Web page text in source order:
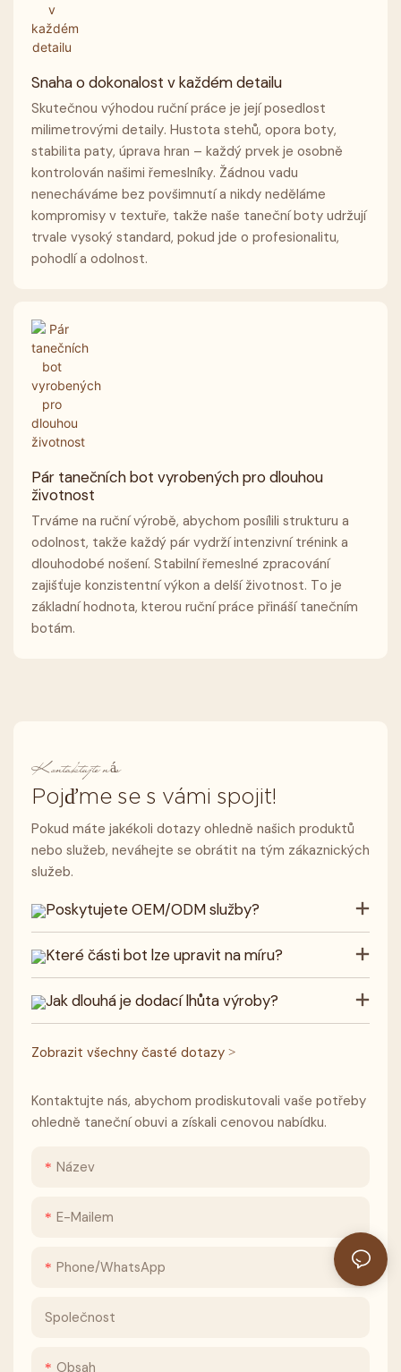
Snaha o dokonalost v každém detailu
Skutečnou výhodou ruční práce je její posedlost
milimetrovými detaily. Hustota stehů, opora boty,
stabilita paty, úprava hran – každý prvek je osobně
kontrolován našimi řemeslníky. Žádnou vadu
nenecháváme bez povšimnutí a nikdy neděláme
kompromisy v textuře, takže naše taneční boty udržují
trvale vysoký standard, pokud jde o profesionalitu,
pohodlí a odolnost.
Pár tanečních bot vyrobených pro dlouhou
životnost
Trváme na ruční výrobě, abychom posílili strukturu a
odolnost, takže každý pár vydrží intenzivní trénink a
dlouhodobé nošení. Stabilní řemeslné zpracování
zajišťuje konzistentní výkon a delší životnost. To je
základní hodnota, kterou ruční práce přináší tanečním
botám.
Kontaktujte nás
Pojďme se s vámi spojit!
Pokud máte jakékoli dotazy ohledně našich produktů
nebo služeb, neváhejte se obrátit na tým zákaznických
služeb.
Poskytujete OEM/ODM služby?
Které části bot lze upravit na míru?
Jak dlouhá je dodací lhůta výroby?
Zobrazit všechny časté dotazy >
Kontaktujte nás, abychom prodiskutovali vaše potřeby
ohledně taneční obuvi a získali cenovou nabídku.
Název
E-Mailem
Phone/whatsApp
Společnost
Obsah